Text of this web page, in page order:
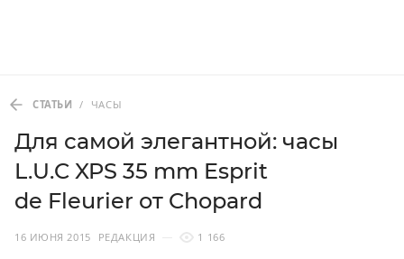
СТАТЬИ / ЧАСЫ
Для самой элегантной: часы
L.U.C XPS 35 mm Esprit
de Fleurier от Chopard
16 ИЮНЯ 2015 РЕДАКЦИЯ 1 166